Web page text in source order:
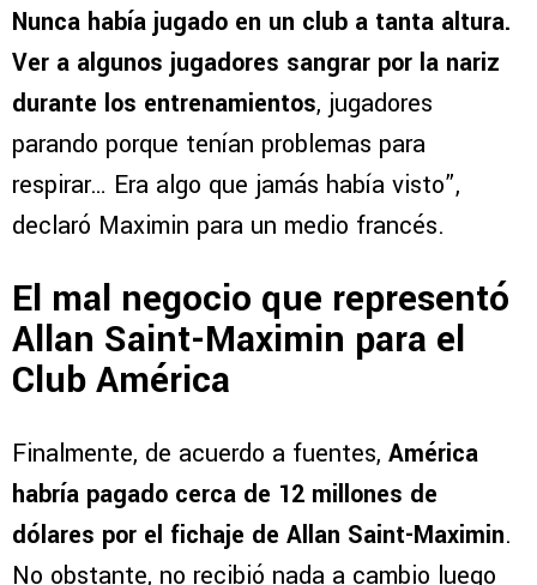
Nunca había jugado en un club a tanta altura.
Ver a algunos jugadores sangrar por la nariz
durante los entrenamientos, jugadores
parando porque tenían problemas para
respirar… Era algo que jamás había visto”,
declaró Maximin para un medio francés.
El mal negocio que representó
Allan Saint-Maximin para el
Club América
Finalmente, de acuerdo a fuentes, América
habría pagado cerca de 12 millones de
dólares por el fichaje de Allan Saint-Maximin.
No obstante, no recibió nada a cambio luego